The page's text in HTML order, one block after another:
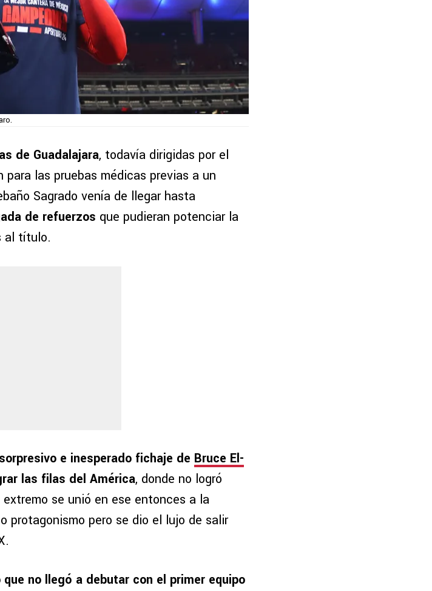
de Guadalajara, todavía dirigidas por el
para las pruebas médicas previas a un
Sagrado venía de llegar hasta
de refuerzos que pudieran potenciar la
al título.
sorpresivo e inesperado fichaje de Bruce El-
las filas del América, donde no logró
se unió en ese entonces a la
protagonismo pero se dio el lujo de salir
no llegó a debutar con el primer equipo